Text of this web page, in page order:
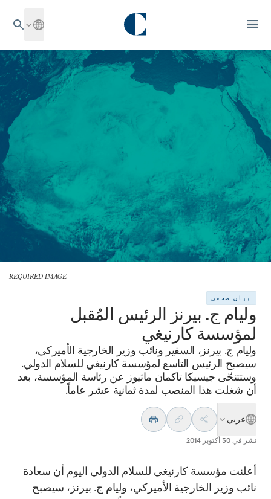
REQUIRED IMAGE
بيان صحفي
وليام ج. بيرنز الرئيس المُقبل
لمؤسسة كارنيغي
وليام ج. بيرنز، السفير ونائب وزير الخارجية الأميركي،
سيصبح الرئيس التاسع لمؤسسة كارنيغي للسلام الدولي.
وستتنحّى جيسيكا تاكمان ماثيوز عن رئاسة المؤسسة، بعد
أن شغلت هذا المنصب لمدة ثمانية عشر عاماً.
عربي
نشر في 30 أكتوبر 2014
أعلنت مؤسسة كارنيغي للسلام الدولي اليوم أن سعادة
نائب وزير الخارجية الأميركي، وليام ج. بيرنز، سيصبح